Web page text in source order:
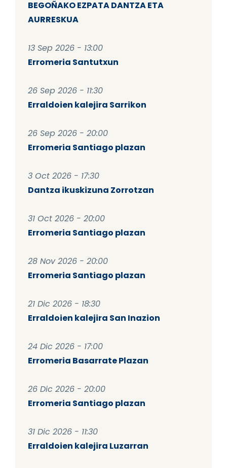
BEGOÑAKO EZPATA DANTZA ETA
AURRESKUA
13 Sep 2026 - 13:00
Erromeria Santutxun
26 Sep 2026 - 11:30
Erraldoien kalejira Sarrikon
26 Sep 2026 - 20:00
Erromeria Santiago plazan
3 Oct 2026 - 17:30
Dantza ikuskizuna Zorrotzan
31 Oct 2026 - 20:00
Erromeria Santiago plazan
28 Nov 2026 - 20:00
Erromeria Santiago plazan
21 Dic 2026 - 18:30
Erraldoien kalejira San Inazion
24 Dic 2026 - 17:00
Erromeria Basarrate Plazan
26 Dic 2026 - 20:00
Erromeria Santiago plazan
31 Dic 2026 - 11:30
Erraldoien kalejira Luzarran